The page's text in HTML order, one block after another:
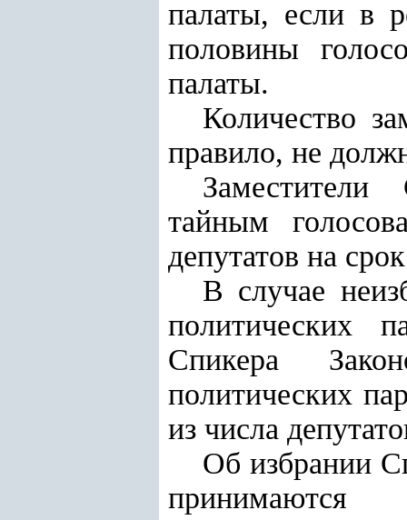
палаты, если в
половины
палаты.
Количество
правило, не
Заместители
тайным
депутатов на
В случае
политических
Спикера
политических
из числа
Об избрании
принимаются